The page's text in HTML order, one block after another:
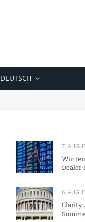
DEUTSCH
7.
6.
Clarity